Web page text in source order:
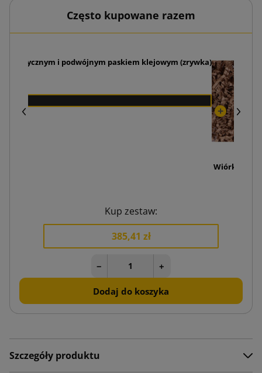
Często kupowane razem
i podwójnym paskiem klejowym (zrywka)
Wiórki
Kup zestaw:
385,41 zł
− +
Dodaj do koszyka
Szczegóły produktu